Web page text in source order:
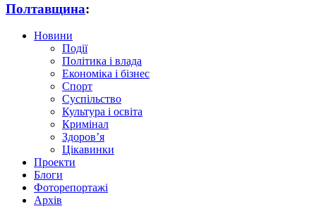
Полтавщина:
Новини
Події
Політика і влада
Економіка і бізнес
Спорт
Суспільство
Культура і освіта
Кримінал
Здоров’я
Цікавинки
Проекти
Блоги
Фоторепортажі
Архів